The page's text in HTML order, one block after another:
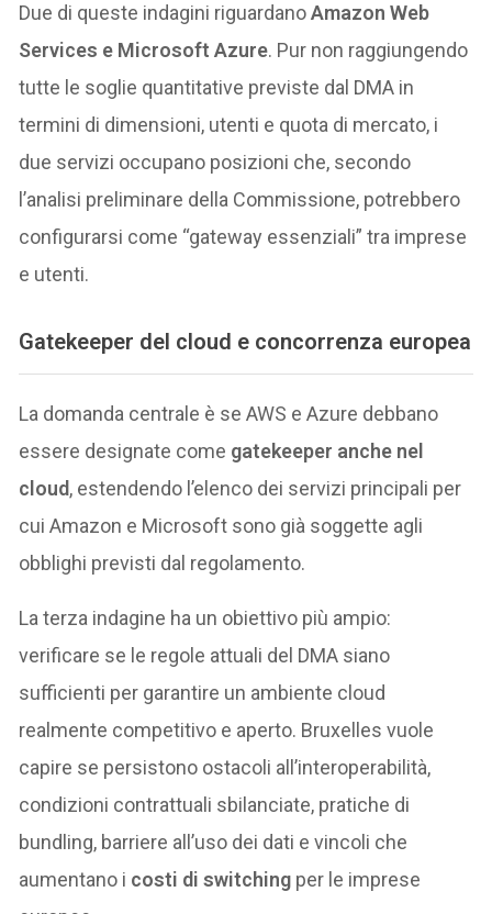
Due di queste indagini riguardanoAmazon Web
Services e Microsoft Azure. Pur non raggiungendo
tutte le soglie quantitative previste dal DMA in
termini di dimensioni, utenti e quota di mercato, i
due servizi occupano posizioni che, secondo
l’analisi preliminare della Commissione, potrebbero
configurarsi come “gateway essenziali” tra imprese
e utenti.
Gatekeeper del cloud e concorrenza europea
La domanda centrale è se AWS e Azure debbano
essere designate come gatekeeper anche nel
cloud, estendendo l’elenco dei servizi principali per
cui Amazon e Microsoft sono già soggette agli
obblighi previsti dal regolamento.
La terza indagine ha un obiettivo più ampio:
verificare se le regole attuali del DMA siano
sufficienti per garantire un ambiente cloud
realmente competitivo e aperto. Bruxelles vuole
capire se persistono ostacoli all’interoperabilità,
condizioni contrattuali sbilanciate, pratiche di
bundling, barriere all’uso dei dati e vincoli che
aumentano i costi di switching per le imprese